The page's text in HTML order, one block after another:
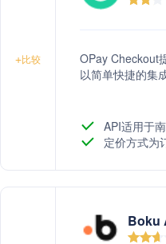
+比较
OPay Checkout
以简单快捷的集
API适用于
定价方式为
Boku